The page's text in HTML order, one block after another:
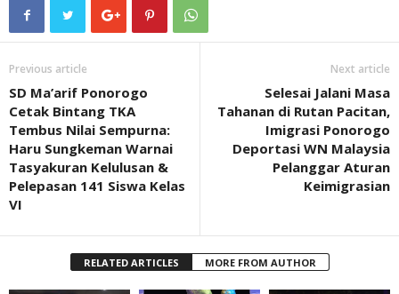
Previous article
SD Ma’arif Ponorogo
Cetak Bintang TKA
Tembus Nilai Sempurna:
Haru Sungkeman Warnai
Tasyakuran Kelulusan &
Pelepasan 141 Siswa Kelas
VI
Next article
Selesai Jalani Masa
Tahanan di Rutan Pacitan,
Imigrasi Ponorogo
Deportasi WN Malaysia
Pelanggar Aturan
Keimigrasian
RELATED ARTICLES MORE FROM AUTHOR